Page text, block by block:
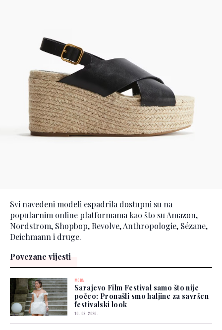
Svi navedeni modeli espadrila dostupni su na
popularnim online platformama kao što su Amazon,
Nordstrom, Shopbop, Revolve, Anthropologie, Sézane,
Deichmann i druge.
Povezane vijesti
MODA
Sarajevo Film Festival samo što nije
počeo: Pronašli smo haljine za savršen
festivalski look
10. 08. 2026.